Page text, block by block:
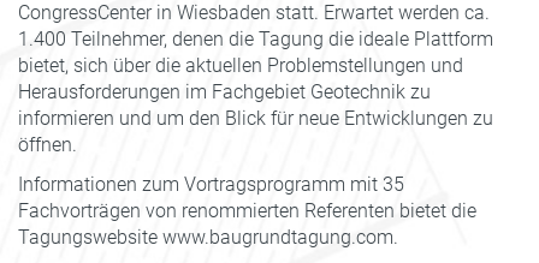
CongressCenter in Wiesbaden statt. Erwartet werden ca.
1.400 Teilnehmer, denen die Tagung die ideale Plattform
bietet, sich über die aktuellen Problemstellungen und
Herausforderungen im Fachgebiet Geotechnik zu
informieren und um den Blick für neue Entwicklungen zu
öffnen.
Informationen zum Vortragsprogramm mit 35
Fachvorträgen von renommierten Referenten bietet die
Tagungswebsite www.baugrundtagung.com.